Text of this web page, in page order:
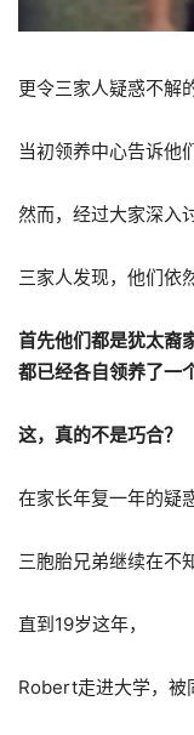
更令三家人疑惑不解
当初领养中心告诉他
然而，经过大家深入
三家人发现，他们依
首先他们都是犹太裔
都已经各自领养了一
这， 真的不是巧合？
在家长年复一年的疑
三胞胎兄弟继续在不
直到19岁这年，
Robert走进大学，被